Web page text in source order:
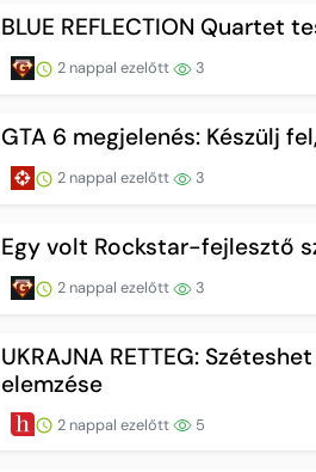
BLUE REFLECTION Quartet
2 nappal ezelőtt 3
GTA 6 megjelenés: Készülj
2 nappal ezelőtt 3
Egy volt Rockstar-fejlesztő
2 nappal ezelőtt 3
UKRAJNA RETTEG:
elemzése
2 nappal ezelőtt 5